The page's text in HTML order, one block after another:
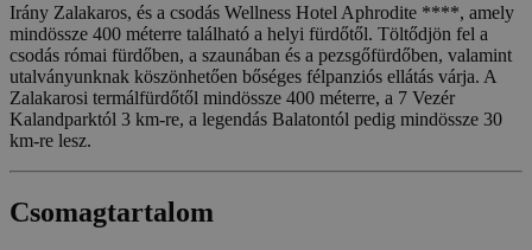
Irány Zalakaros, és a csodás Wellness Hotel Aphrodite ****, amely
mindössze 400 méterre található a helyi fürdőtől. Töltődjön fel a
csodás római fürdőben, a szaunában és a pezsgőfürdőben, valamint
utalványunknak köszönhetően bőséges félpanziós ellátás várja. A
Zalakarosi termálfürdőtől mindössze 400 méterre, a 7 Vezér
Kalandparktól 3 km-re, a legendás Balatontól pedig mindössze 30
km-re lesz.
Csomagtartalom